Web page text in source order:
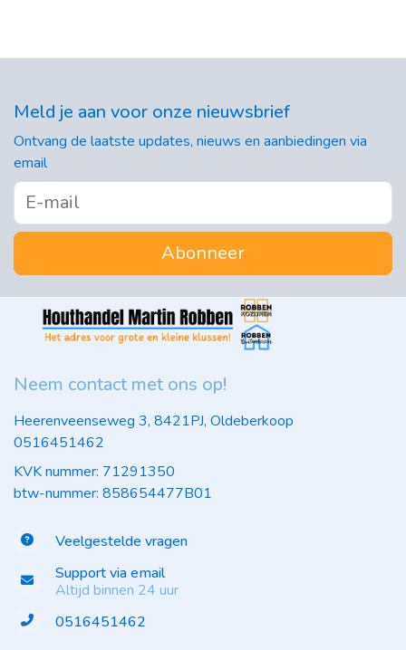
Meld je aan voor onze nieuwsbrief
Ontvang de laatste updates, nieuws en aanbiedingen via
email
Abonneer
Neem contact met ons op!
Heerenveenseweg 3, 8421PJ, Oldeberkoop
0516451462
KVK nummer: 71291350
btw-nummer: 858654477B01
Veelgestelde vragen
Support via email
Altijd binnen 24 uur
0516451462